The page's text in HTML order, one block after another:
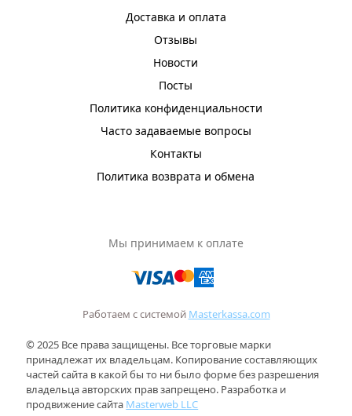
Доставка и оплата
Отзывы
Новости
Посты
Политика конфиденциальности
Часто задаваемые вопросы
Контакты
Политика возврата и обмена
Мы принимаем к оплате
Работаем с системой Masterkassa.com
© 2025 Все права защищены. Все торговые марки
принадлежат их владельцам. Копирование составляющих
частей сайта в какой бы то ни было форме без разрешения
владельца авторских прав запрещено. Разработка и
продвижение сайта Masterweb LLC